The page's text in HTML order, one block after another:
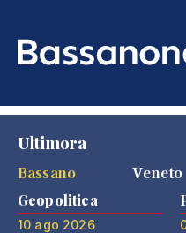
Ultimora
Bassano
Veneto
Geopolitica
10 ago 2026